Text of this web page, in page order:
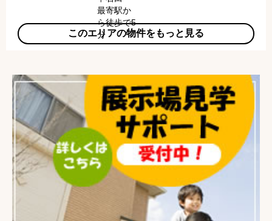
最寄駅か
ら徒歩で5
分
このエリアの物件をもっと見る